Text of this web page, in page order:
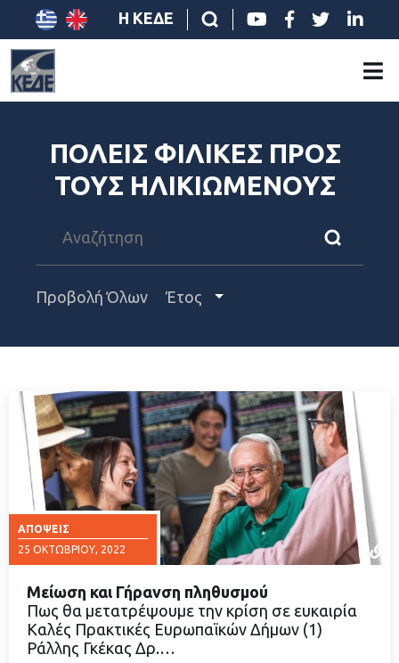
Η ΚΕΔΕ
ΠΟΛΕΙΣ ΦΙΛΙΚΕΣ ΠΡΟΣ
ΤΟΥΣ ΗΛΙΚΙΩΜΕΝΟΥΣ
Προβολή Όλων Έτος
ΑΠΌΨΕΙΣ
25 ΟΚΤΩΒΡΊΟΥ, 2022
ΔΙΑΒΑΣΤΕ ΠΕΡΙΣΣΟΤΕΡΑ
Μείωση και Γήρανση πληθυσμού
Πως θα μετατρέψουμε την κρίση σε ευκαιρία
Καλές Πρακτικές Ευρωπαϊκών Δήμων (1)
Ράλλης Γκέκας Δρ.…